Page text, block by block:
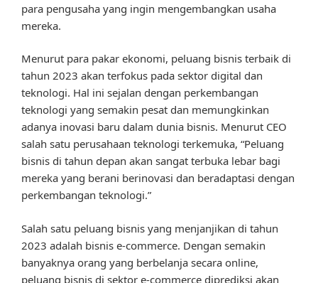
para pengusaha yang ingin mengembangkan usaha
mereka.
Menurut para pakar ekonomi, peluang bisnis terbaik di
tahun 2023 akan terfokus pada sektor digital dan
teknologi. Hal ini sejalan dengan perkembangan
teknologi yang semakin pesat dan memungkinkan
adanya inovasi baru dalam dunia bisnis. Menurut CEO
salah satu perusahaan teknologi terkemuka, “Peluang
bisnis di tahun depan akan sangat terbuka lebar bagi
mereka yang berani berinovasi dan beradaptasi dengan
perkembangan teknologi.”
Salah satu peluang bisnis yang menjanjikan di tahun
2023 adalah bisnis e-commerce. Dengan semakin
banyaknya orang yang berbelanja secara online,
peluang bisnis di sektor e-commerce diprediksi akan